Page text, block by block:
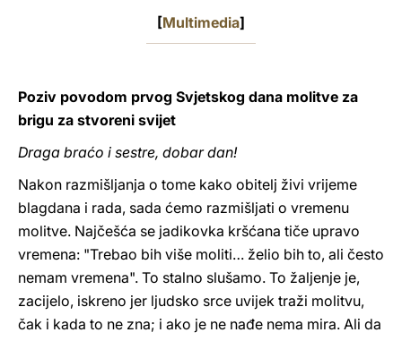
[Multimedia]
Poziv povodom prvog Svjetskog dana molitve za
brigu za stvoreni svijet
Draga braćo i sestre, dobar dan!
Nakon razmišljanja o tome kako obitelj živi vrijeme
blagdana i rada, sada ćemo razmišljati o vremenu
molitve. Najčešća se jadikovka kršćana tiče upravo
vremena: "Trebao bih više moliti… želio bih to, ali često
nemam vremena". To stalno slušamo. To žaljenje je,
zacijelo, iskreno jer ljudsko srce uvijek traži molitvu,
čak i kada to ne zna; i ako je ne nađe nema mira. Ali da